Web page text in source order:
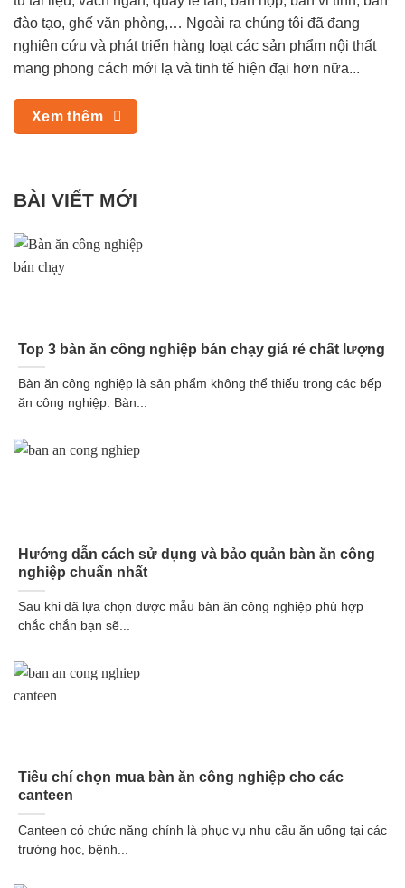
đào tạo, ghế văn phòng,… Ngoài ra chúng tôi đã đang
nghiên cứu và phát triển hàng loạt các sản phẩm nội thất
mang phong cách mới lạ và tinh tế hiện đại hơn nữa...
Xem thêm
BÀI VIẾT MỚI
Top 3 bàn ăn công nghiệp bán chạy giá rẻ chất lượng
Bàn ăn công nghiệp là sản phẩm không thể thiếu trong các bếp
ăn công nghiệp. Bàn...
Hướng dẫn cách sử dụng và bảo quản bàn ăn công
nghiệp chuẩn nhất
Sau khi đã lựa chọn được mẫu bàn ăn công nghiệp phù hợp
chắc chắn bạn sẽ...
Tiêu chí chọn mua bàn ăn công nghiệp cho các
canteen
Canteen có chức năng chính là phục vụ nhu cầu ăn uống tại các
trường học, bệnh...